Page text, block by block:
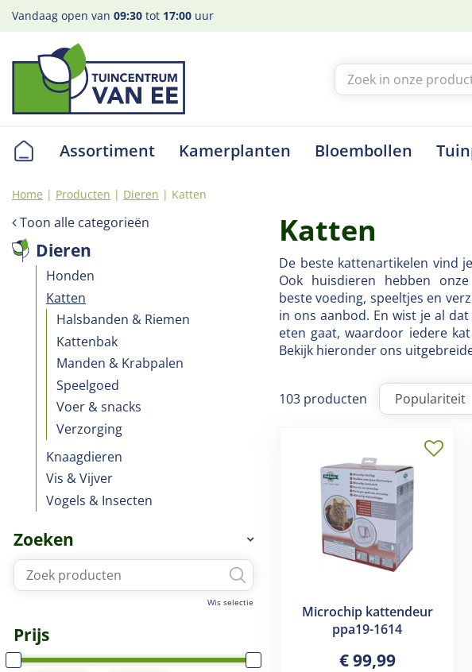
Ga
naar
Home Producten Dieren Katten
Vandaag open van 09:30 tot 17:00 uur
Assortiment Kamerplanten Bloembollen
Katten
De beste kattenartikelen vind
Ook huisdieren hebben
beste voeding, speeltjes en
in ons aanbod. En wist je al
eten gaat, waardoor iedere
Bekijk hieronder ons
103 producten
Microchip kattendeur
ppa19-1614
€99,99
Toon alle categorieën
Dieren
Honden
Katten
Halsbanden & Riemen
Kattenbak
Manden & Krabpalen
Speelgoed
Voer & snacks
Verzorging
Knaagdieren
Vis & Vijver
Vogels & Insecten
Zoeken
Wis selectie
Prijs